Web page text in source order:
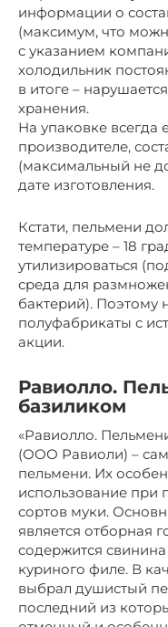
информации о
(максимум, что
с указанием
холодильник
в итоге –
хранения.
На упаковке всегда
производителе,
(максимальный не
дате изготовления.
Кстати, пельмени
температуре – 18
утилизироваться
среда для
бактерий). Поэтому
полуфабрикаты с
акции.
Равиолло.
базиликом
«Равиолло.
(ООО Равиоли) –
пельмени. Их
использование при
сортов муки.
является отборная
содержится
куриного филе. В
выбрал душистый
последний из